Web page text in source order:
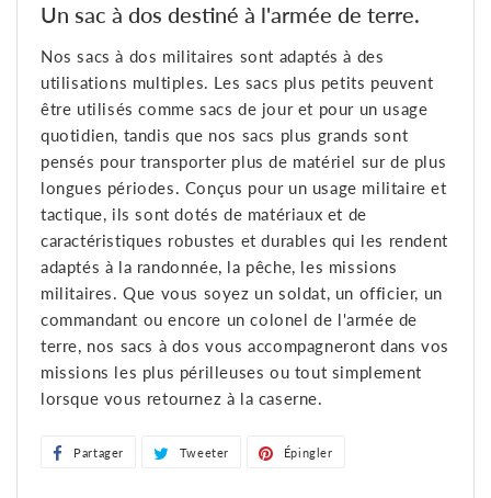
Un sac à dos destiné à l'armée de terre.
Nos sacs à dos militaires sont adaptés à des
utilisations multiples. Les sacs plus petits peuvent
être utilisés comme sacs de jour et pour un usage
quotidien, tandis que nos sacs plus grands sont
pensés pour transporter plus de matériel sur de plus
longues périodes. Conçus pour un usage militaire et
tactique, ils sont dotés de matériaux et de
caractéristiques robustes et durables qui les rendent
adaptés à la randonnée, la pêche, les missions
militaires. Que vous soyez un soldat, un officier, un
commandant ou encore un colonel de l'armée de
terre, nos sacs à dos vous accompagneront dans vos
missions les plus périlleuses ou tout simplement
lorsque vous retournez à la caserne.
Partager PartagerTweeter TweeterÉpingler